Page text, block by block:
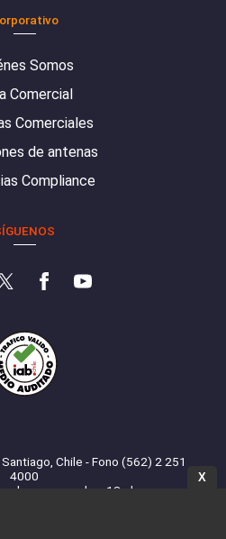
Somos
Comercial
Comerciales
de antenas
Compliance
Chile - Fono (562) 2 251
4000
reservados. 13.cl
X